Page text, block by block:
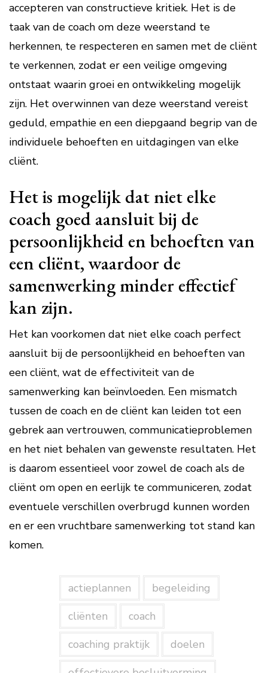
accepteren van constructieve kritiek. Het is de
taak van de coach om deze weerstand te
herkennen, te respecteren en samen met de cliënt
te verkennen, zodat er een veilige omgeving
ontstaat waarin groei en ontwikkeling mogelijk
zijn. Het overwinnen van deze weerstand vereist
geduld, empathie en een diepgaand begrip van de
individuele behoeften en uitdagingen van elke
cliënt.
Het is mogelijk dat niet elke
coach goed aansluit bij de
persoonlijkheid en behoeften van
een cliënt, waardoor de
samenwerking minder effectief
kan zijn.
Het kan voorkomen dat niet elke coach perfect
aansluit bij de persoonlijkheid en behoeften van
een cliënt, wat de effectiviteit van de
samenwerking kan beïnvloeden. Een mismatch
tussen de coach en de cliënt kan leiden tot een
gebrek aan vertrouwen, communicatieproblemen
en het niet behalen van gewenste resultaten. Het
is daarom essentieel voor zowel de coach als de
cliënt om open en eerlijk te communiceren, zodat
eventuele verschillen overbrugd kunnen worden
en er een vruchtbare samenwerking tot stand kan
komen.
actieplannen
begeleiding
cliënten
coach
coaching praktijk
doelen